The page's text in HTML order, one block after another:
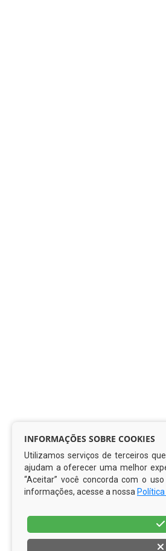
INFORMAÇÕES SOBRE COOKIES
Utilizamos serviços de terceiros
ajudam a oferecer uma melhor
“Aceitar” você concorda com o
informações, acesse a nossa